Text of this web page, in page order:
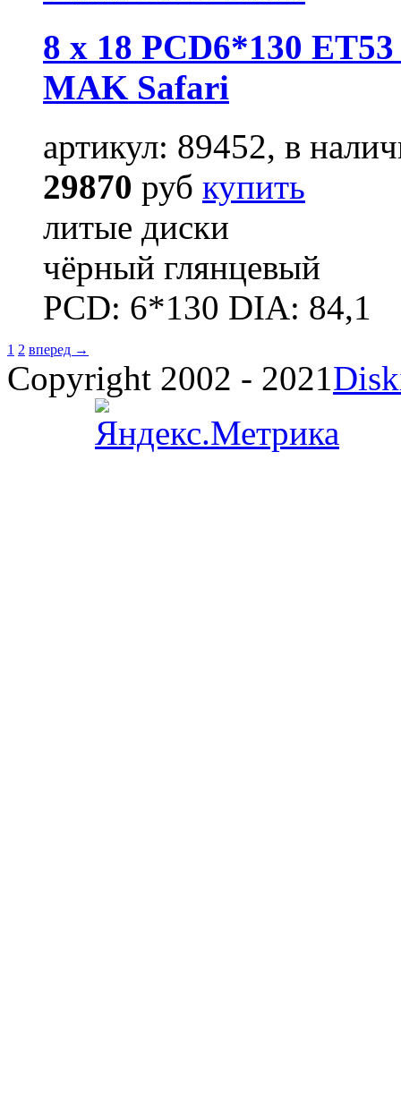
8 x 18 PCD6*130
MAK Safari
артикул: 89452, в
29870 руб купить
литые диски
чёрный глянцевый
PCD: 6*130 DIA: 84,1
1 2 вперед →
Copyright 2002 - 2021